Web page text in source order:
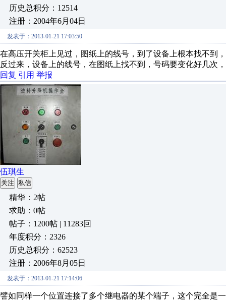
历史总积分：12514
注册：2004年6月04日
发表于：2013-01-21 17:03:50
在高压开关柜上见过，图纸上的线号，到了设备上根本找不到
反过来，设备上的线号，在图纸上找不到，号码要变化好几次
回复 引用 举报
伍琪生
关注 私信
精华：2帖
求助：0帖
帖子：1200帖 | 11283回
年度积分：2326
历史总积分：62523
注册：2006年8月05日
发表于：2013-01-21 17:14:06
譬如同样一个位置连接了多个继电器的某个端子，这个完全是